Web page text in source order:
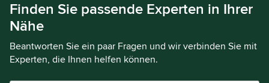
Finden Sie passende Experten in Ihrer
Nähe
Beantworten Sie ein paar Fragen und wir verbinden Sie mit
Experten, die Ihnen helfen können.